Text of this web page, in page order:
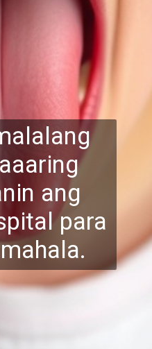
ang
para